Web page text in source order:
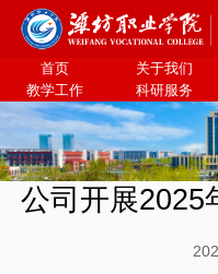
bevictor伟德官
首页 关于我们
教学工作
科研服务
公司开展2025